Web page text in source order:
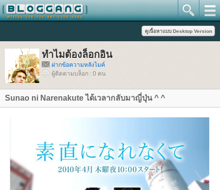
ทำไมต้องล็อกอิน
ฝากข้อความหลังไมค์
ผู้ติดตามบล็อก : 0 คน
Sunao ni Narenakute ได้เวลากลับมาญี่ปุ่น ^ ^